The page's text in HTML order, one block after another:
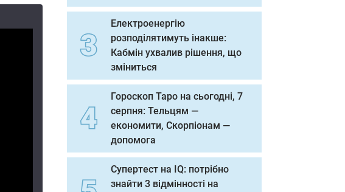
Електроенергію
розподілятимуть інакше:
Кабмін ухвалив рішення, що
зміниться
Гороскоп Таро на сьогодні, 7
серпня: Тельцям —
економити, Скорпіонам —
допомога
Супертест на IQ: потрібно
знайти 3 відмінності на